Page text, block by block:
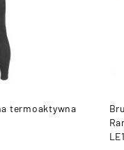
termoaktywna